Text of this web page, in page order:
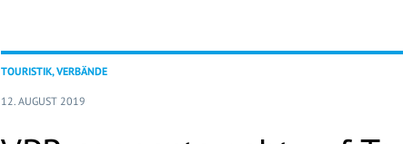
TOURISTIK, VERBÄNDE
12. AUGUST 2019